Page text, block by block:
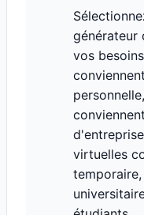
générateur
vos
virtuelles